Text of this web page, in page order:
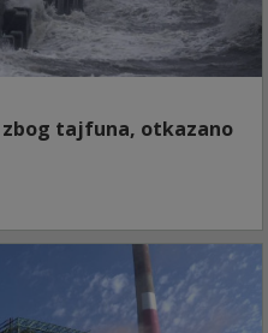
zbog tajfuna, otkazano